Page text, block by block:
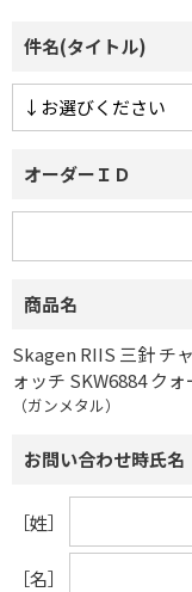
件名(タイトル)
オーダーＩＤ
商品名
Skagen RIIS 三針 チ
ォッチ SKW6884 ク
（ガンメタル）
お問い合わせ時氏名
［姓］
［名］